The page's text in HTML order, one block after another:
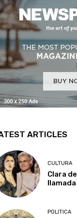
ARTICLES
CULTURA
Clara
POLITICA